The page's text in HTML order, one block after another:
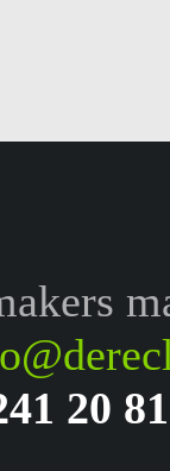
20 81